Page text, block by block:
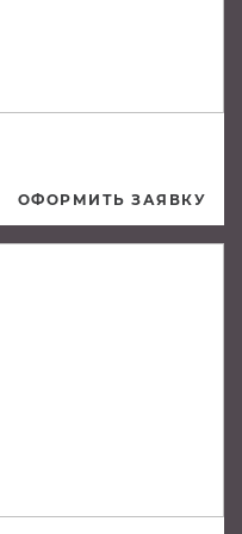
ОФОРМИТЬ ЗАЯВКУ